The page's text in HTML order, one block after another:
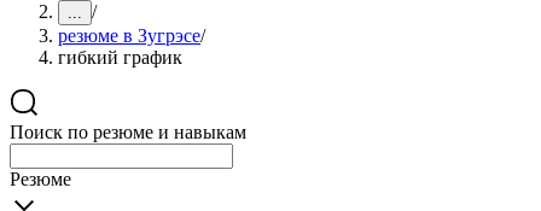
... /
резюме в Зугрэсе/
гибкий график
Поиск по резюме и навыкам
Резюме